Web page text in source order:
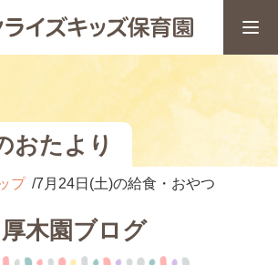
おたより
プ 7月24日(土)の給食・おやつ
厚木園ブログ